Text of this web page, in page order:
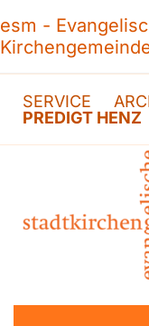
esm -
SERVICE
PREDIGT HENZ